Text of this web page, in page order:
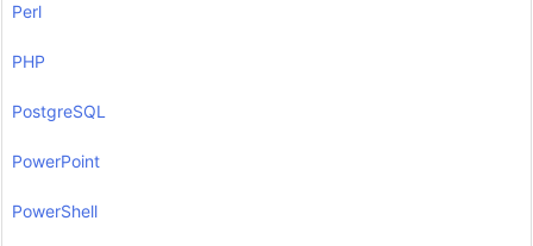
Perl
PHP
PostgreSQL
PowerPoint
PowerShell